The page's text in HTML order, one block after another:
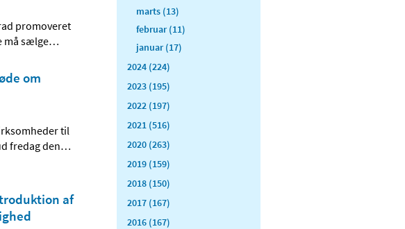
promoveret
må sælge…
om
til
fredag den…
af
marts (13)
februar (11)
januar (17)
2024 (224)
2023 (195)
2022 (197)
2021 (516)
2020 (263)
2019 (159)
2018 (150)
2017 (167)
2016 (167)